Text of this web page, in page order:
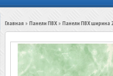
Главная » Панели ПВХ » Панели ПВХ ширина